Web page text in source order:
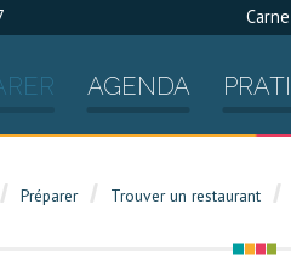
AGENDA
Préparer Trouver un restaurant